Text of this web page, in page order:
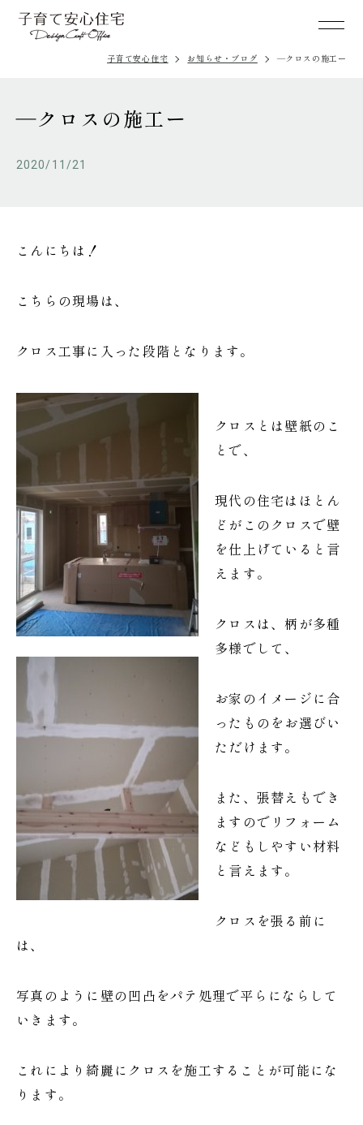
子育て安心住宅 お知らせ・ブログ ―クロスの施工ー
―クロスの施工ー
2020/11/21
こんにちは！
こちらの現場は、
クロス工事に入った段階となります。
クロスとは壁紙のこ
とで、
現代の住宅はほとん
どがこのクロスで壁
を仕上げていると言
えます。
クロスは、柄が多種
多様でして、
お家のイメージに合
ったものをお選びい
ただけます。
また、張替えもでき
ますのでリフォーム
などもしやすい材料
と言えます。
クロスを張る前に
は、
写真のように壁の凹凸をパテ処理で平らにならして
いきます。
これにより綺麗にクロスを施工することが可能にな
ります。